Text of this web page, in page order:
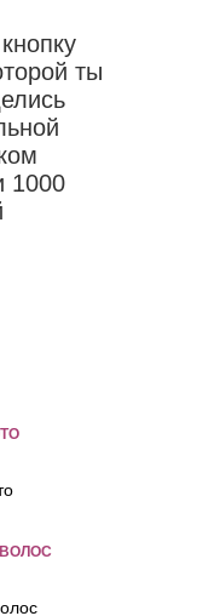
ты
1000